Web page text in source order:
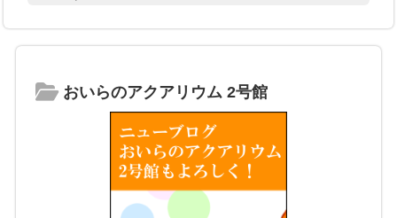
おいらのアクアリウム 2号館